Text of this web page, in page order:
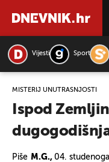
Vijesti Sport
MISTERIJ UNUTRAŠNJOSTI
Ispod
Piše M.G., 04.
PRETRAŽITE VIJESTI